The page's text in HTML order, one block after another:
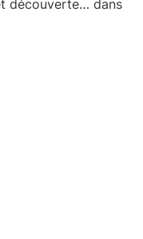
découverte… dans